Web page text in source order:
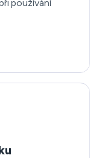
používání